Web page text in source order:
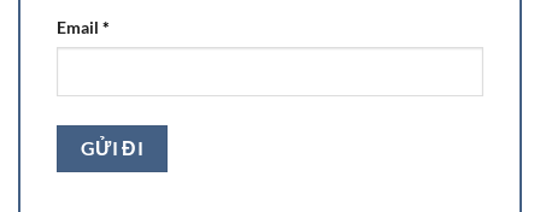
Email *